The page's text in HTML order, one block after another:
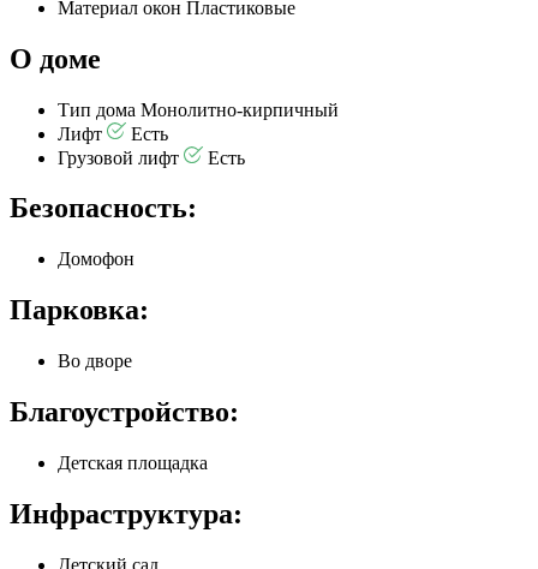
Материал окон Пластиковые
О доме
Тип дома Монолитно-кирпичный
Лифт
Есть
Грузовой лифт
Есть
Безопасность:
Домофон
Парковка:
Во дворе
Благоустройство:
Детская площадка
Инфраструктура:
Детский сад